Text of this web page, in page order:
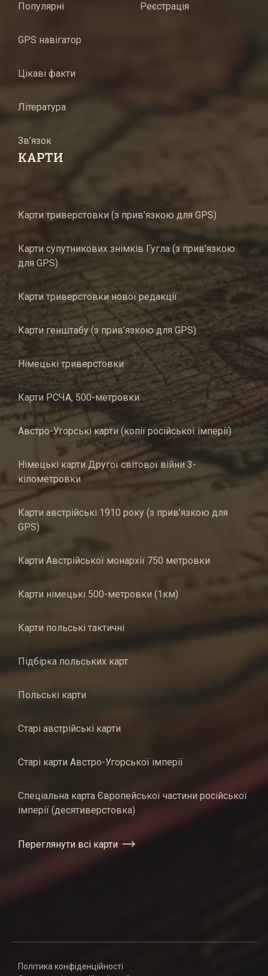
Популярні
GPS навігатор
Цікаві факти
Література
Зв’язок
Реєстрація
КАРТИ
Карти триверстовки (з прив’язкою для GPS)
Карти супутникових знімків Гугла (з прив’язкою
для GPS)
Карти триверстовки нової редакції
Карти генштабу (з прив’язкою для GPS)
Німецькі триверстовки
Карти РСЧА, 500-метровки
Австро-Угорські карти (копії російської імперії)
Німецькі карти Другої світової війни 3-
кілометровки
Карти австрійські 1910 року (з прив’язкою для
GPS)
Карти Австрійської монархії 750 метровки
Карти німецькі 500-метровки (1км)
Карти польські тактичні
Підбірка польських карт
Польські карти
Старі австрійські карти
Старі карти Австро-Угорської імперії
Спеціальна карта Європейської частини російської
імперії (десятиверстовка)
Переглянути всі карти
Політика конфіденційності